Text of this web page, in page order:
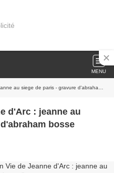
MENU
au siege de paris - gravure d'abraham bosse
d'Arc : jeanne au
bosse